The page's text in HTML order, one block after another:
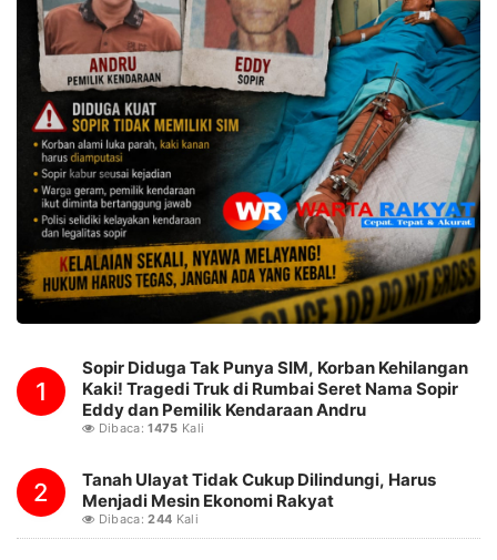
1
Sopir Diduga Tak Punya SIM, Korban Kehilangan
Kaki! Tragedi Truk di Rumbai Seret Nama Sopir
Eddy dan Pemilik Kendaraan Andru
Dibaca:1475 Kali
2
Tanah Ulayat Tidak Cukup Dilindungi, Harus
Menjadi Mesin Ekonomi Rakyat
Dibaca:244 Kali